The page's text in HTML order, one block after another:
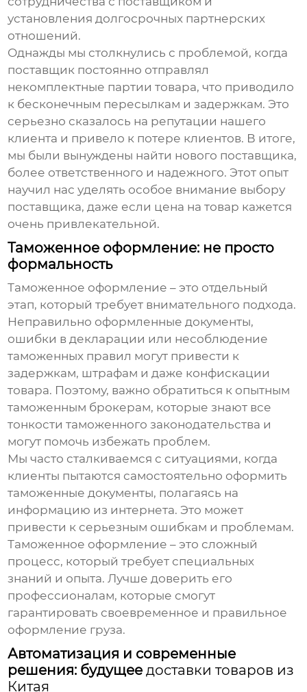
установления долгосрочных партнерских
отношений.
Однажды мы столкнулись с проблемой, когда
поставщик постоянно отправлял
некомплектные партии товара, что приводило
к бесконечным пересылкам и задержкам. Это
серьезно сказалось на репутации нашего
клиента и привело к потере клиентов. В итоге,
мы были вынуждены найти нового поставщика,
более ответственного и надежного. Этот опыт
научил нас уделять особое внимание выбору
поставщика, даже если цена на товар кажется
очень привлекательной.
Таможенное оформление: не просто
формальность
Таможенное оформление – это отдельный
этап, который требует внимательного подхода.
Неправильно оформленные документы,
ошибки в декларации или несоблюдение
таможенных правил могут привести к
задержкам, штрафам и даже конфискации
товара. Поэтому, важно обратиться к опытным
таможенным брокерам, которые знают все
тонкости таможенного законодательства и
могут помочь избежать проблем.
Мы часто сталкиваемся с ситуациями, когда
клиенты пытаются самостоятельно оформить
таможенные документы, полагаясь на
информацию из интернета. Это может
привести к серьезным ошибкам и проблемам.
Таможенное оформление – это сложный
процесс, который требует специальных
знаний и опыта. Лучше доверить его
профессионалам, которые смогут
гарантировать своевременное и правильное
оформление груза.
Автоматизация и современные
решения: будущеедоставки товаров из
Китая